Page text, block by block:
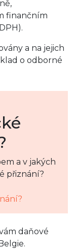
finančním
a na jejich
o odborné
a v jakých
přiznání?
daňové